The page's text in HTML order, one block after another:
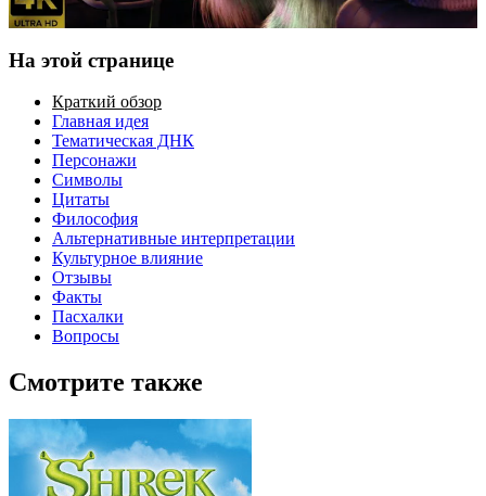
На этой странице
Краткий обзор
Главная идея
Тематическая ДНК
Персонажи
Символы
Цитаты
Философия
Альтернативные интерпретации
Культурное влияние
Отзывы
Факты
Пасхалки
Вопросы
Смотрите также